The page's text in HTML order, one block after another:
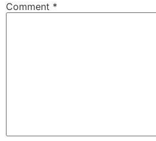
Comment *